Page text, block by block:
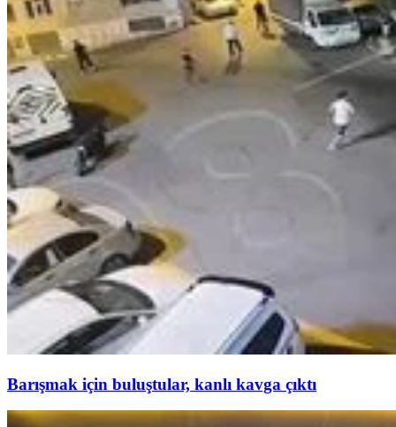
Barışmak için buluştular, kanlı kavga çıktı